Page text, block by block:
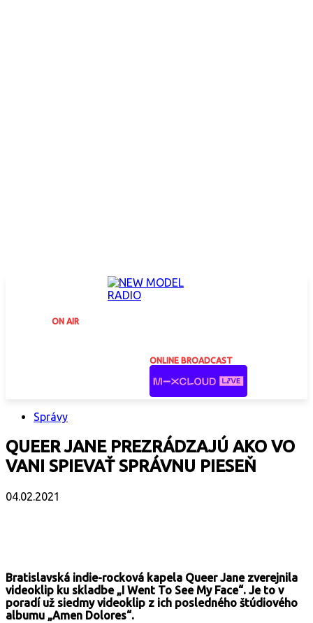
ON AIR
ONLINE BROADCAST
Správy
QUEER JANE PREZRÁDZAJÚ AKO VO
VANI SPIEVAŤ SPRÁVNU PIESEŇ
04.02.2021
Bratislavská indie-rocková kapela Queer Jane zverejnila
videoklip ku skladbe „I Went To See My Face“. Je to v
poradí už siedmy videoklip z ich posledného štúdiového
albumu „Amen Dolores“.